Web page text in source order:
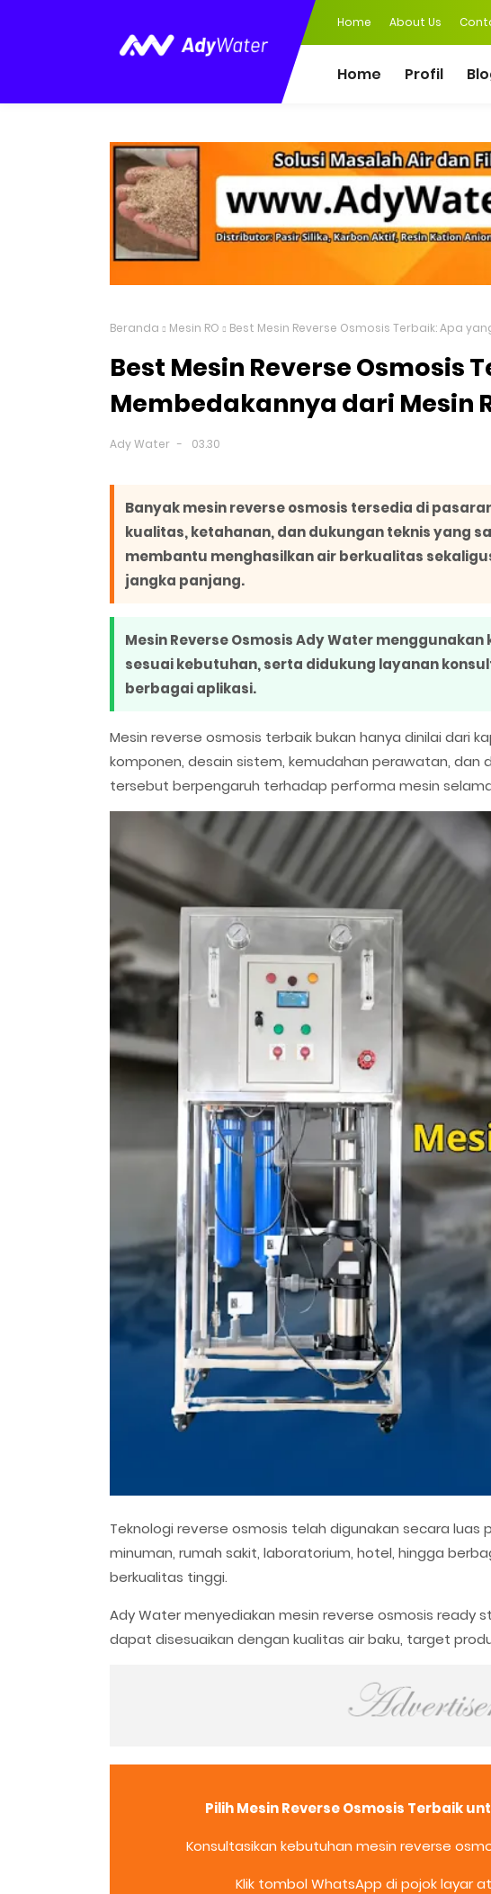
Home About Us
Home Profil
Beranda Mesin RO Best Mesin Reverse Osmosis Terbaik: Apa
Best Mesin Reverse Osmosis
Membedakannya dari Mesin
Ady Water 03.30
Banyak mesin reverse osmosis tersedia di
kualitas, ketahanan, dan dukungan teknis yang
membantu menghasilkan air berkualitas
jangka panjang.
Mesin Reverse Osmosis Ady Water
sesuai kebutuhan, serta didukung layanan
berbagai aplikasi.
Mesin reverse osmosis terbaik bukan hanya dinilai dari
komponen, desain sistem, kemudahan perawatan, dan
tersebut berpengaruh terhadap performa mesin
Teknologi reverse osmosis telah digunakan secara
minuman, rumah sakit, laboratorium, hotel, hingga
berkualitas tinggi.
Ady Water menyediakan mesin reverse osmosis ready
dapat disesuaikan dengan kualitas air baku, target
Pilih Mesin Reverse Osmosis Terbaik
Konsultasikan kebutuhan mesin reverse
Klik tombol WhatsApp di pojok layar